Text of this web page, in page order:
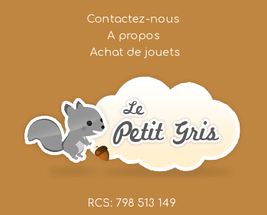
Contactez-nous
A propos
Achat de jouets
RCS: 798 513 149